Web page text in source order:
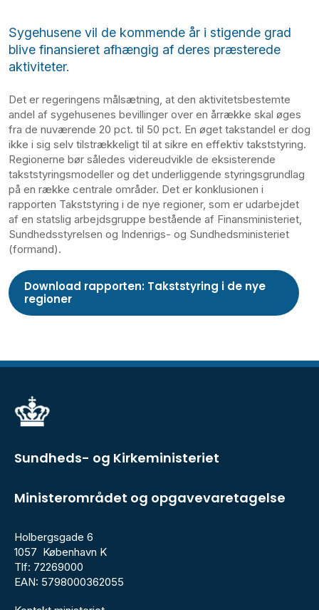
Sygehusene vil de kommende år i stigende grad
blive finansieret afhængig af deres præsterede
aktiviteter.
Det er regeringens målsætning, at den aktivitetsbestemte
andel af sygehusenes bevillinger over en årrække skal øges
fra de nuværende 20 pct. til 50 pct. En øget takstandel er dog
ikke i sig selv tilstrækkeligt til at sikre en effektiv takststyring.
Regionerne bør således videreudvikle de eksisterende
takststyringsmodeller og det underliggende styringsgrundlag
på en række centrale områder. Det er konklusionen i
rapporten Takststyring i de nye regioner, som er udarbejdet
af en statslig arbejdsgruppe bestående af Finansministeriet,
Sundhedsstyrelsen og Indenrigs- og Sundhedsministeriet
(formand).
Download rapporten: Takststyring i de nye
regioner
Sundheds- og Kirkeministeriet
Ministerområdet og opgavevaretagelse
Holbergsgade 6
1057 København K
Tlf: 72269000
EAN: 5798000362055